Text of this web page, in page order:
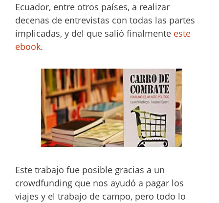
Ecuador, entre otros países, a realizar
decenas de entrevistas con todas las partes
implicadas, y del que salió finalmente este
ebook.
Este trabajo fue posible gracias a un
crowdfunding que nos ayudó a pagar los
viajes y el trabajo de campo, pero todo lo